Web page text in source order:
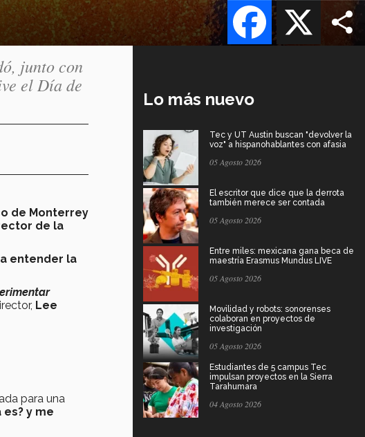
junto con
el Día de
de Monterrey
de la
entender la
Lee
para una
y me
Lo más nuevo
Tec y UT Austin buscan "devolver la
voz" a hispanohablantes con afasia
05 Agosto 2026
El escritor que dice que la derrota
también merece ser contada
05 Agosto 2026
Entre miles: mexicana gana beca de
maestría Erasmus Mundus LIVE
05 Agosto 2026
Movilidad y robots: sonorenses
colaboran en proyectos de
investigación
05 Agosto 2026
Estudiantes de 5 campus Tec
impulsan proyectos en la Sierra
Tarahumara
04 Agosto 2026